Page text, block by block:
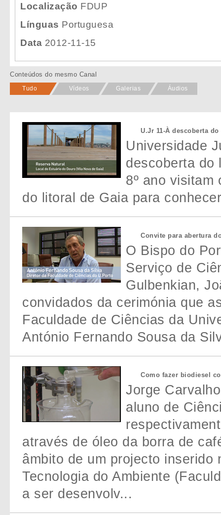
Localização FDUP
Línguas Portuguesa
Data 2012-11-15
Conteúdos do mesmo Canal
Tudo Vídeos Galerias Áudios
U.Jr 11-À descoberta
Universidade
descoberta do
8º ano visitam
do litoral de Gaia para
Convite para abertura
O Bispo do
Serviço de
Gulbenkian,
convidados da cerimónia que
Faculdade de Ciências da
António Fernando Sousa da
Como fazer biodiesel
Jorge
aluno de
através de óleo da borra de
âmbito de um projecto
Tecnologia do Ambiente
a ser desenvolv...